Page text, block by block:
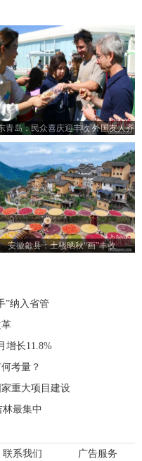
青岛：民众喜庆迎丰收 外国友人齐
点赞
安徽歙县：土楼晒秋“画”丰收
”纳入省管
增长11.8%
考量？
重大项目建设
最集中
联系我们 广告服务